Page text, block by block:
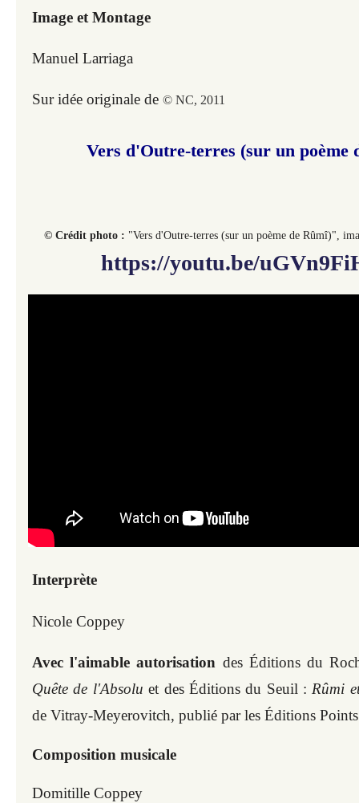
Image et Montage
Manuel Larriaga
Sur idée originale de © NC, 2011
Vers d'Outre-terres (sur un poème
© Crédit photo : "Vers d'Outre-terres (sur un poème de Rûmî)",
https://youtu.be/
Interprète
Nicole Coppey
Avec l'aimable autorisation des Éditions du
Quête de l'Absolu et des Éditions du Seuil : Rûmi
de Vitray-Meyerovitch, publié par les Éditions Points
Composition musicale
Domitille Coppey